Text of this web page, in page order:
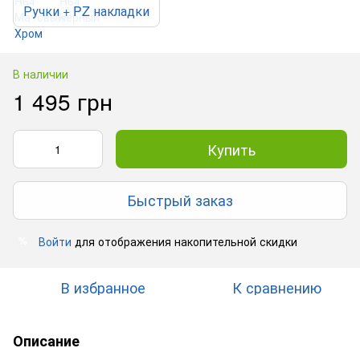
Ручки + PZ накладки
В наличии
1 495 грн
Купить
Быстрый заказ
Войти для отображения накопительной скидки
В избранное К сравнению
Описание